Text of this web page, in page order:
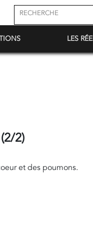
LES
2)
et des poumons.